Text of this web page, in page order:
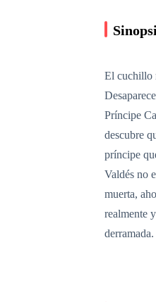
El cuchillo
Príncipe
descubre
príncipe
Valdés no
muerta,
realmente
derramada.